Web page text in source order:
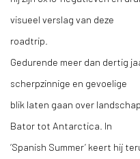
visueel verslag van deze
roadtrip.
Gedurende meer dan dertig
scherpzinnige en gevoelige
blik laten gaan over
Bator tot Antarctica. In
‘Spanish Summer’ keert hij